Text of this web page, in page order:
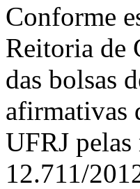
Conforme
Reitoria de
das bolsas
afirmativas
UFRJ pelas
12.711/